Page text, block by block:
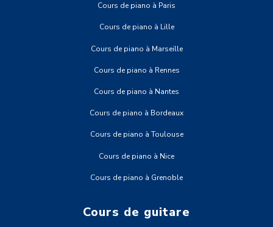
Cours de piano à Paris
Cours de piano à Lille
Cours de piano à Marseille
Cours de piano à Rennes
Cours de piano à Nantes
Cours de piano à Bordeaux
Cours de piano à Toulouse
Cours de piano à Nice
Cours de piano à Grenoble
Cours de guitare